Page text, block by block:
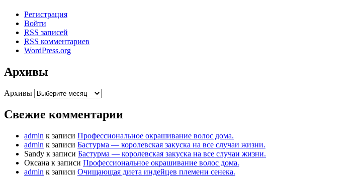
Регистрация
Войти
RSS записей
RSS комментариев
WordPress.org
Архивы
Архивы
Свежие комментарии
admin к записи Профессиональное окрашивание волос дома.
admin к записи Бастурма — королевская закуска на все случаи жизни.
Sandy к записи Бастурма — королевская закуска на все случаи жизни.
Оксана к записи Профессиональное окрашивание волос дома.
admin к записи Очищающая диета индейцев племени сенека.